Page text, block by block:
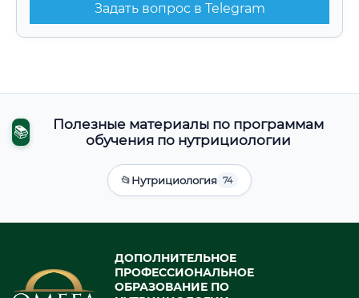
Задать вопрос в Telegram
📚
Полезные материалы по программам
обучения по нутрициологии
📂Нутрициология 74
ДОПОЛНИТЕЛЬНОЕ
ПРОФЕССИОНАЛЬНОЕ
ОБРАЗОВАНИЕ ПО